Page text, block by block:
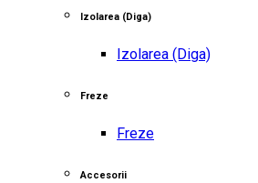
Izolarea (Diga)
Izolarea (Diga)
Freze
Freze
Accesorii